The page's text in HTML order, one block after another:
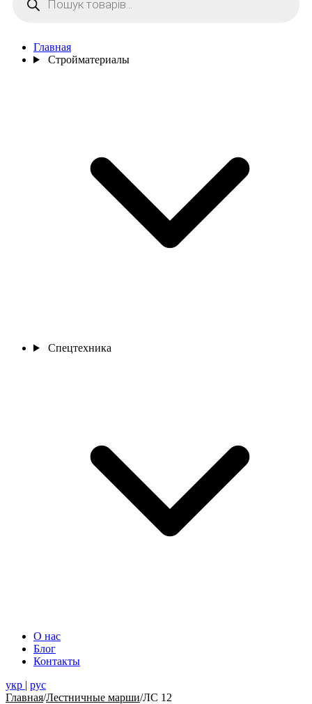
Главная
Стройматериалы
Спецтехника
О нас
Блог
Контакты
укр | рус
Главная/Лестничные марши/ЛС 12